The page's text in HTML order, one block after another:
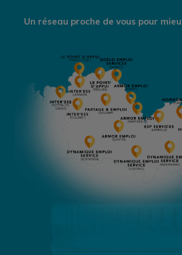
Un réseau proche de vous pour